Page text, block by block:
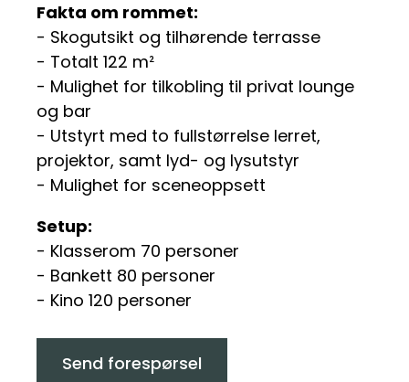
Fakta om rommet:
- Skogutsikt og tilhørende terrasse
- Totalt 122 m²
- Mulighet for tilkobling til privat lounge
og bar
- Utstyrt med to fullstørrelse lerret,
projektor, samt lyd- og lysutstyr
- Mulighet for sceneoppsett
Setup:
- Klasserom 70 personer
- Bankett 80 personer
- Kino 120 personer
Send forespørsel